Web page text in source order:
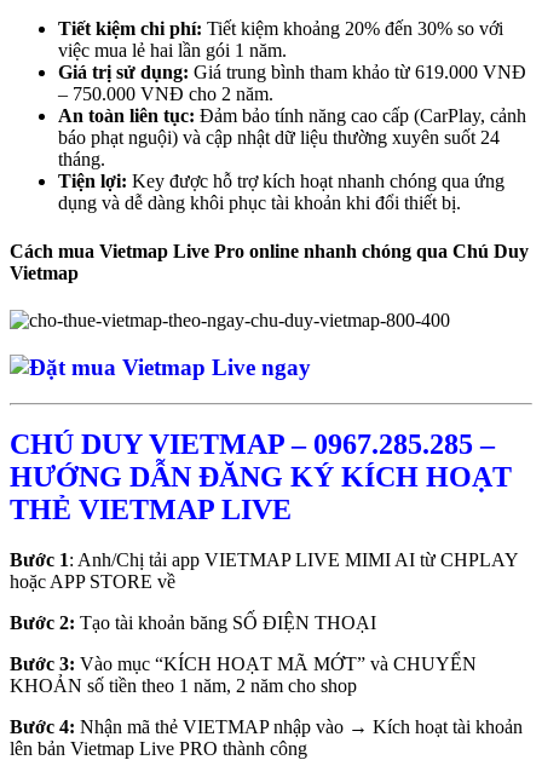
Tiết kiệm chi phí: Tiết kiệm khoảng 20% đến 30% so với
việc mua lẻ hai lần gói 1 năm.
Giá trị sử dụng: Giá trung bình tham khảo từ 619.000 VNĐ
– 750.000 VNĐ cho 2 năm.
An toàn liên tục: Đảm bảo tính năng cao cấp (CarPlay, cảnh
báo phạt nguội) và cập nhật dữ liệu thường xuyên suốt 24
tháng.
Tiện lợi: Key được hỗ trợ kích hoạt nhanh chóng qua ứng
dụng và dễ dàng khôi phục tài khoản khi đổi thiết bị.
Cách mua Vietmap Live Pro online nhanh chóng qua Chú Duy
Vietmap
CHÚ DUY VIETMAP – 0967.285.285 –
HƯỚNG DẪN ĐĂNG KÝ KÍCH HOẠT
THẺ VIETMAP LIVE
Bước 1: Anh/Chị tải app VIETMAP LIVE MIMI AI từ CHPLAY
hoặc APP STORE về
Bước 2: Tạo tài khoản băng SỐ ĐIỆN THOẠI
Bước 3: Vào mục “KÍCH HOẠT MÃ MỚT” và CHUYỂN
KHOẢN số tiền theo 1 năm, 2 năm cho shop
Bước 4: Nhận mã thẻ VIETMAP nhập vào → Kích hoạt tài khoản
lên bản Vietmap Live PRO thành công